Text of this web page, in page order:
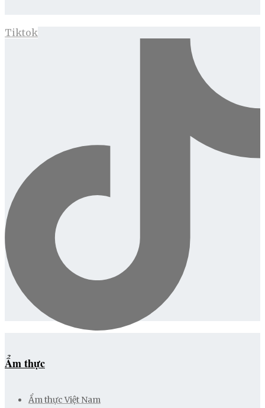
Tiktok
Ẩm thực
Ẩm thực Việt Nam